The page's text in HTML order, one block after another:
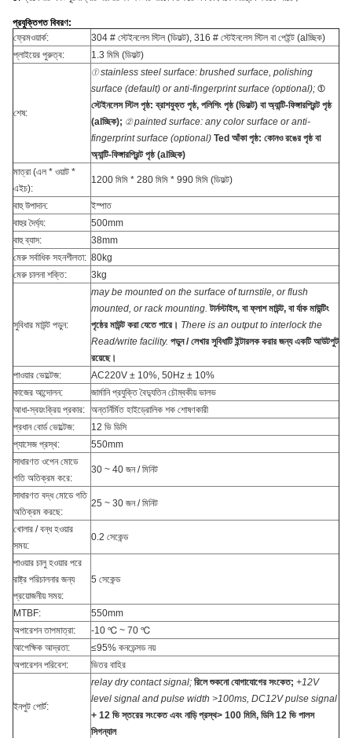
প্রযুক্তিগত বিবরণ:
ফ্রেমওয়ার্ক:
304 # স্টেইনলেস স্টিল (ডিফল্ট), 316 # স্টেইনলেস স্টিল বা পেইন্ট (alচ্ছিক)
প্লাইয়ের পুরুত্ব:
1.3 মিমি (ডিফল্ট)
শেষ:
① stainless steel surface: brushed surface, polishing
surface (default) or anti-fingerprint surface (optional); ①
স্টেইনলেস স্টিল পৃষ্ঠ: ব্রাশযুক্ত পৃষ্ঠ, পলিশিং পৃষ্ঠ (ডিফল্ট) বা অ্যান্টি-ফিঙ্গারপ্রিন্ট পৃষ্ঠ
(alচ্ছিক); ② painted surface: any color surface or anti-
fingerprint surface (optional) Ted আঁকা পৃষ্ঠ: কোনও রঙের পৃষ্ঠ বা
অ্যান্টি-ফিঙ্গারপ্রিন্ট পৃষ্ঠ (alচ্ছিক)
মাত্রা (এল * ওয়াট *
এইচ):
1200 মিমি * 280 মিমি * 990 মিমি (ডিফল্ট)
বাহু উপাদান:
ইস্পাত
বাহুর দৈর্ঘ্য:
500mm
বাহু ব্যাস:
38mm
মেরু সর্বাধিক সহনশীলতা: 80kg
মেরু চালনা শক্তি:
3kg
সুবিধার মাউন্ট পড়ুন:
may be mounted on the surface of turnstile, or flush
mounted, or rack mounting. টার্নস্টাইল, বা ফ্লাশ মাউন্ট, বা র্যাক মাউন্টিং
পৃষ্ঠের মাউন্ট করা যেতে পারে। There is an output to interlock the
Read/write facility. পড়ুন / লেখার সুবিধাটি ইন্টারলক করার জন্য একটি আউটপুট
রয়েছে।
পাওয়ার ভোল্টেজ:
AC220V ± 10%, 50Hz ± 10%
কাজের আন্দোলন:
জার্মানি প্রযুক্তি বৈদ্যুতিন চৌম্বকীয় ভালভ
আধা-স্বয়ংক্রিয় প্রকার: অন্তর্নির্মিত হাইড্রোলিক শক শোষণকারী
প্রধান বোর্ড ভোল্টেজ:
12 ভি ডিসি
প্যাসেজ প্রস্থ:
550mm
সাধারণত ওপেন মোডে
গতি অতিক্রম করে:
30 ~ 40 জন / মিনিট
সাধারণত বদ্ধ মোডে গতি
অতিক্রম করছে:
25 ~ 30 জন / মিনিট
খোলার / বন্ধ হওয়ার
সময়:
0.2 সেকেন্ড
পাওয়ার চালু হওয়ার পরে
রাষ্ট্র পরিচালনার জন্য
প্রয়োজনীয় সময়:
5 সেকেন্ড
MTBF:
550mm
অপারেশন তাপমাত্রা:
-10 ℃ ~ 70 ℃
আপেক্ষিক আদ্রতা:
≤95% কনডেন্সড নয়
অপারেশন পরিবেশ:
ভিতর বাহির
ইনপুট পোর্ট:
relay dry contact signal; রিলে শুকনো যোগাযোগের সংকেত; +12V
level signal and pulse width >100ms, DC12V pulse signal
+ 12 ভি স্তরের সংকেত এবং নাড়ি প্রস্থ> 100 মিমি, ডিসি 12 ভি পালস
সিগন্যাল